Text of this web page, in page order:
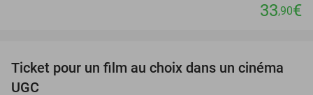
33,90€
38%
Ticket pour un film au choix dans un cinéma
UGC